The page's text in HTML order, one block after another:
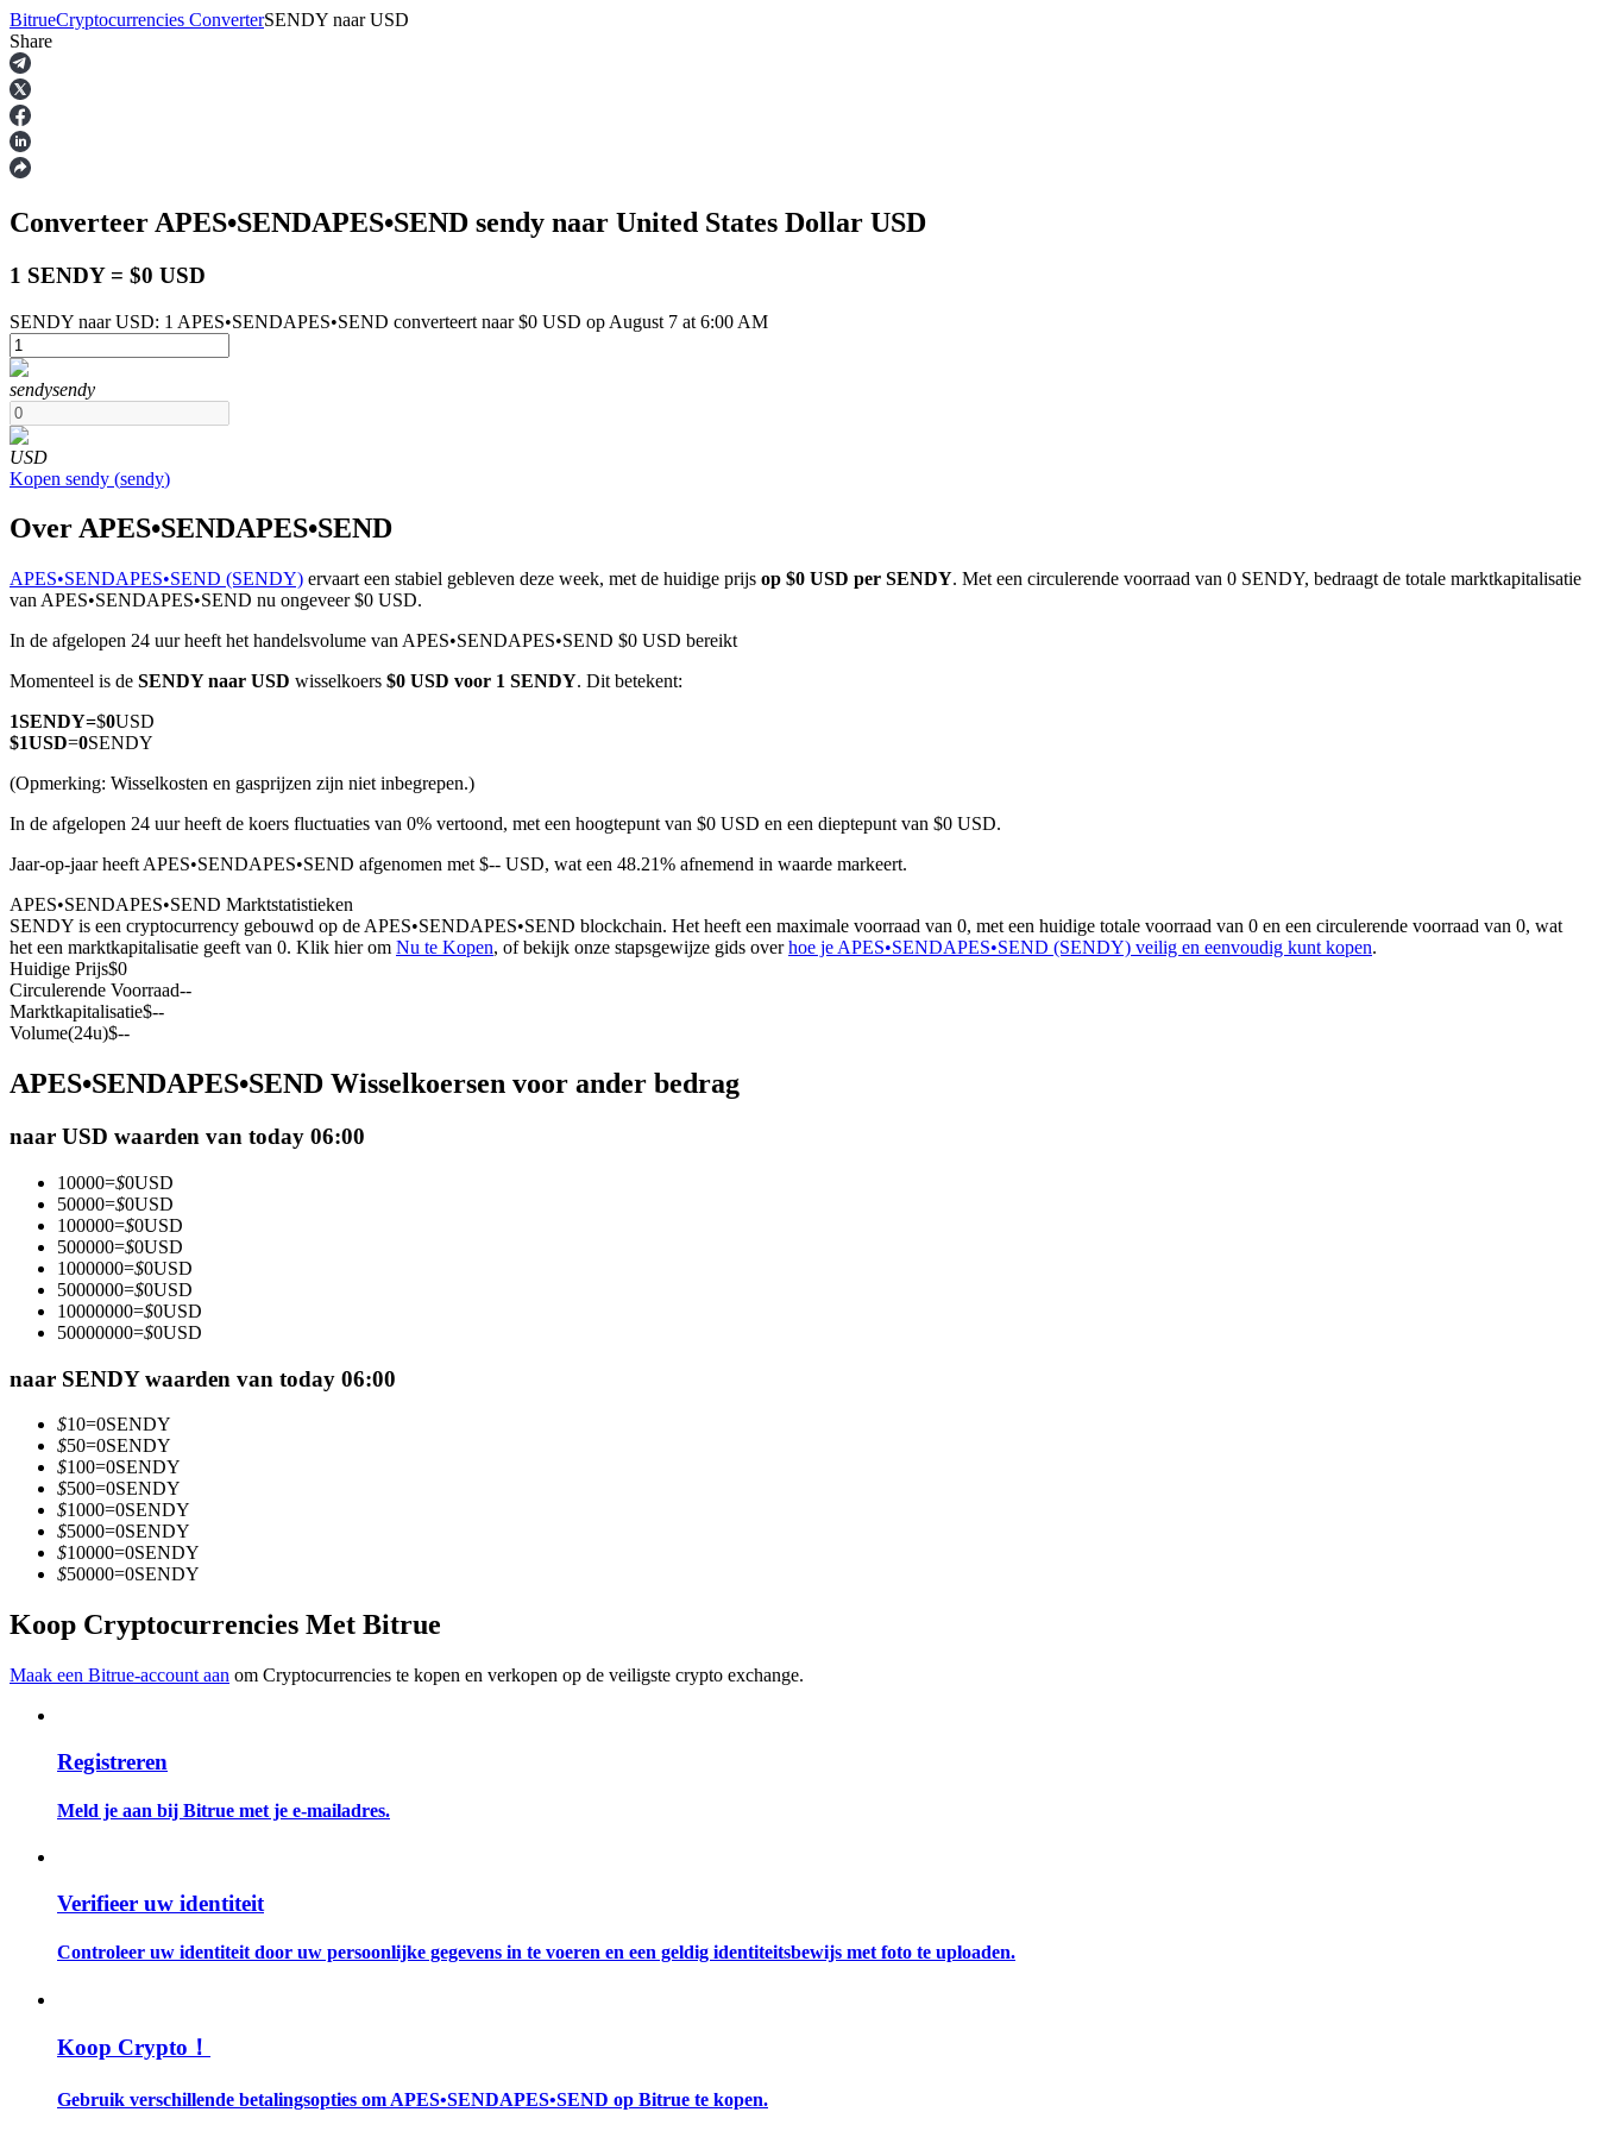
Termijncontracten
USDT-futures
Futures met USDT als onderpand
COIN-M-futures
Cryptocurrency-futures
Futures met USDC als onderpand
Kopiëren Handel
Sluit je aan bij top traders
Word een Copy Trader
Informatie
Big data-analyse inclusief handelsinformatie, enz.
BitrueCryptocurrencies ConverterSENDY naar USD
Share
Converteer APES•SENDAPES•SEND sendy naar United States Dollar USD
1 SENDY = $0 USD
SENDY naar USD: 1 APES•SENDAPES•SEND converteert naar $0 USD op August 7 at 6:00 AM
sendysendy
USD
Kopen sendy (sendy)
Over APES•SENDAPES•SEND
APES•SENDAPES•SEND (SENDY) ervaart een stabiel gebleven deze week, met de huidige prijs op $0 USD per SENDY. Met een circulerende voorraad van 0 SENDY, bedraagt de totale marktkapitalisatie
van APES•SENDAPES•SEND nu ongeveer $0 USD.
In de afgelopen 24 uur heeft het handelsvolume van APES•SENDAPES•SEND $0 USD bereikt
Momenteel is de SENDY naar USD wisselkoers $0 USD voor 1 SENDY. Dit betekent:
1SENDY=$0USD
$1USD=0SENDY
(Opmerking: Wisselkosten en gasprijzen zijn niet inbegrepen.)
In de afgelopen 24 uur heeft de koers fluctuaties van 0% vertoond, met een hoogtepunt van $0 USD en een dieptepunt van $0 USD.
Jaar-op-jaar heeft APES•SENDAPES•SEND afgenomen met $-- USD, wat een 48.21% afnemend in waarde markeert.
APES•SENDAPES•SEND Marktstatistieken
SENDY is een cryptocurrency gebouwd op de APES•SENDAPES•SEND blockchain. Het heeft een maximale voorraad van 0, met een huidige totale voorraad van 0 en een circulerende voorraad van 0, wat
het een marktkapitalisatie geeft van 0. Klik hier om Nu te Kopen, of bekijk onze stapsgewijze gids overhoe je APES•SENDAPES•SEND (SENDY) veilig en eenvoudig kunt kopen.
Huidige Prijs$0
Circulerende Voorraad--
Marktkapitalisatie$--
Volume(24u)$--
APES•SENDAPES•SEND Wisselkoersen voor ander bedrag
naar USD waarden van today 06:00
10000=$0USD
50000=$0USD
100000=$0USD
500000=$0USD
1000000=$0USD
5000000=$0USD
10000000=$0USD
50000000=$0USD
naar SENDY waarden van today 06:00
$10=0SENDY
$50=0SENDY
$100=0SENDY
$500=0SENDY
$1000=0SENDY
$5000=0SENDY
$10000=0SENDY
$50000=0SENDY
Koop Cryptocurrencies Met Bitrue
Maak een Bitrue-account aan om Cryptocurrencies te kopen en verkopen op de veiligste crypto exchange.
Registreren
Meld je aan bij Bitrue met je e-mailadres.
Verifieer uw identiteit
Controleer uw identiteit door uw persoonlijke gegevens in te voeren en een geldig identiteitsbewijs met foto te uploaden.
Koop Crypto！
Gebruik verschillende betalingsopties om APES•SENDAPES•SEND op Bitrue te kopen.